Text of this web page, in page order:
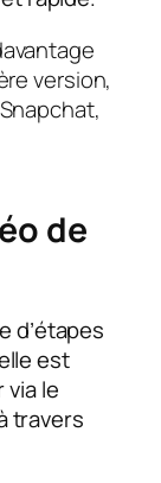
version,
de
d’étapes
est
via le
travers